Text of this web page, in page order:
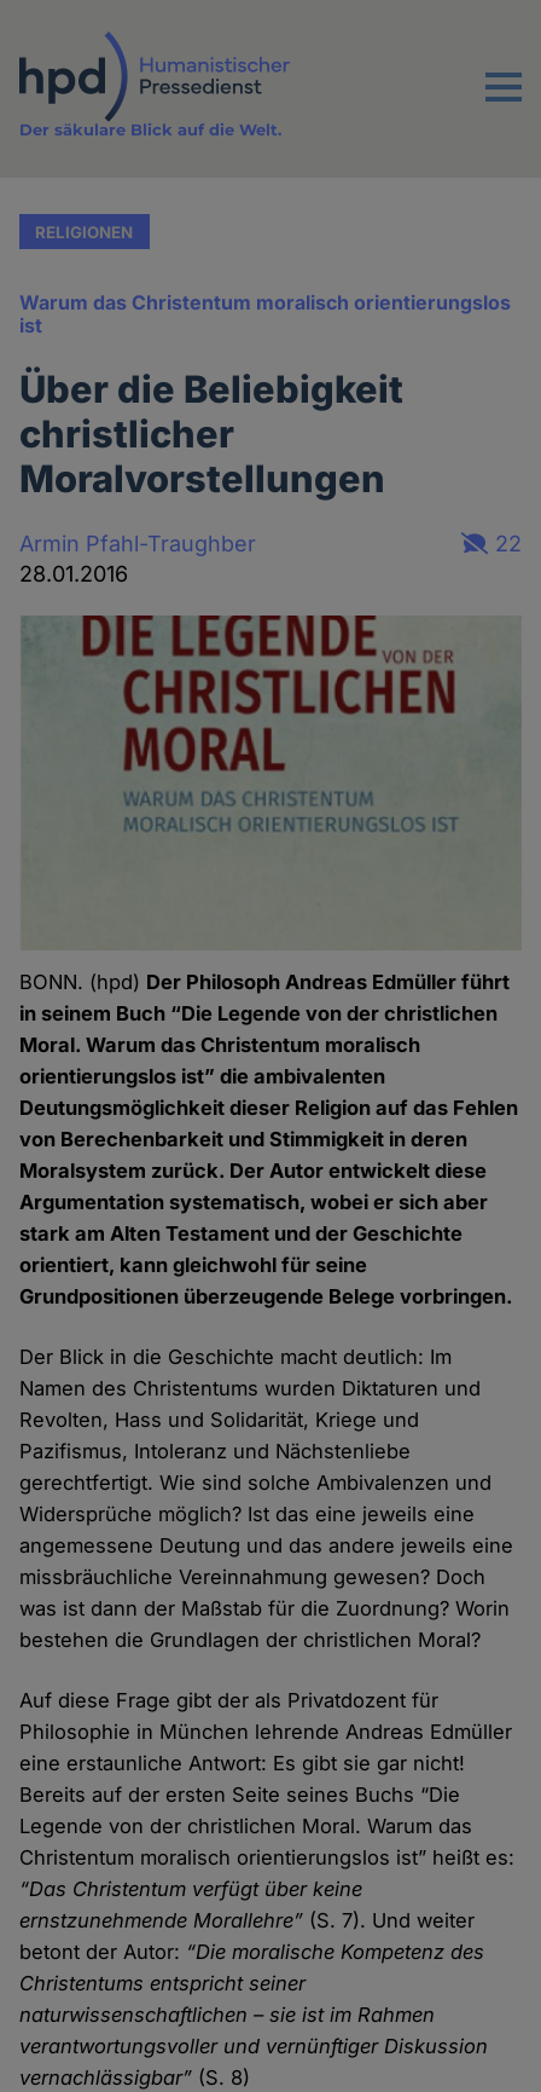
Inhalt
Menu
Der säkulare Blick auf die Welt.
RELIGIONEN
Warum das Christentum moralisch orientierungslos
ist
Über die Beliebigkeit
christlicher
Moralvorstellungen
Armin Pfahl-Traughber
28.01.2016
22
BONN. (hpd) Der Philosoph Andreas Edmüller führt
in seinem Buch “Die Legende von der christlichen
Moral. Warum das Christentum moralisch
orientierungslos ist” die ambivalenten
Deutungsmöglichkeit dieser Religion auf das Fehlen
von Berechenbarkeit und Stimmigkeit in deren
Moralsystem zurück. Der Autor entwickelt diese
Argumentation systematisch, wobei er sich aber
stark am Alten Testament und der Geschichte
orientiert, kann gleichwohl für seine
Grundpositionen überzeugende Belege vorbringen.
Der Blick in die Geschichte macht deutlich: Im
Namen des Christentums wurden Diktaturen und
Revolten, Hass und Solidarität, Kriege und
Pazifismus, Intoleranz und Nächstenliebe
gerechtfertigt. Wie sind solche Ambivalenzen und
Widersprüche möglich? Ist das eine jeweils eine
angemessene Deutung und das andere jeweils eine
missbräuchliche Vereinnahmung gewesen? Doch
was ist dann der Maßstab für die Zuordnung? Worin
bestehen die Grundlagen der christlichen Moral?
Auf diese Frage gibt der als Privatdozent für
Philosophie in München lehrende Andreas Edmüller
eine erstaunliche Antwort: Es gibt sie gar nicht!
Bereits auf der ersten Seite seines Buchs “Die
Legende von der christlichen Moral. Warum das
Christentum moralisch orientierungslos ist” heißt es:
“Das Christentum verfügt über keine
ernstzunehmende Morallehre” (S. 7). Und weiter
betont der Autor: “Die moralische Kompetenz des
Christentums entspricht seiner
naturwissenschaftlichen – sie ist im Rahmen
verantwortungsvoller und vernünftiger Diskussion
vernachlässigbar” (S. 8)